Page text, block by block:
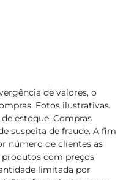
de valores, o
Fotos ilustrativas.
estoque. Compras
suspeita de fraude. A fim
número de clientes as
produtos com preços
limitada por